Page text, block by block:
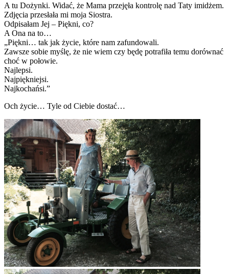
A tu Dożynki. Widać, że Mama przejęła kontrolę nad Taty imidżem.
Zdjęcia przesłała mi moja Siostra.
Odpisałam Jej – Piękni, co?
A Ona na to…
„Piękni… tak jak życie, które nam zafundowali.
Zawsze sobie myślę, że nie wiem czy będę potrafiła temu dorównać
choć w połowie.
Najlepsi.
Najpiękniejsi.
Najkochańsi.”
Och życie… Tyle od Ciebie dostać…